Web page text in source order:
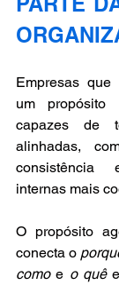
Empresas
um propósito
capazes de
alinhadas,
consistência
internas mais
O propósito
conecta o
como e o quê